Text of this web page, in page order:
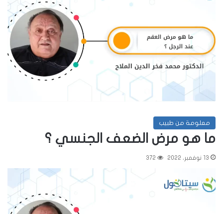
معلومة من طبيب
ما هو مرض الضعف الجنسي ؟
13 نوفمبر، 2022 372